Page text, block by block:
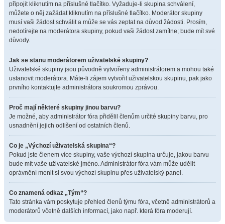
připojit kliknutím na příslušné tlačítko. Vyžaduje-li skupina schválení,
můžete o něj zažádat kliknutím na příslušné tlačítko. Moderátor skupiny
musí vaši žádost schválit a může se vás zeptat na důvod žádosti. Prosím,
nedotírejte na moderátora skupiny, pokud vaši žádost zamítne; bude mít své
důvody.
Jak se stanu moderátorem uživatelské skupiny?
Uživatelské skupiny jsou původně vytvořeny administrátorem a mohou také
ustanovit moderátora. Máte-li zájem vytvořit uživatelskou skupinu, pak jako
prvního kontaktujte administrátora soukromou zprávou.
Proč mají některé skupiny jinou barvu?
Je možné, aby administrátor fóra přidělil členům určité skupiny barvu, pro
usnadnění jejich odlišení od ostatních členů.
Co je „Výchozí uživatelská skupina“?
Pokud jste členem více skupiny, vaše výchozí skupina určuje, jakou barvu
bude mít vaše uživatelské jméno. Administrátor fóra vám může udělit
oprávnění menit si svou výchozí skupinu přes uživatelský panel.
Co znamená odkaz „Tým“?
Tato stránka vám poskytuje přehled členů týmu fóra, včetně administrátorů a
moderátorů včetně dalších informací, jako např. která fóra moderují.